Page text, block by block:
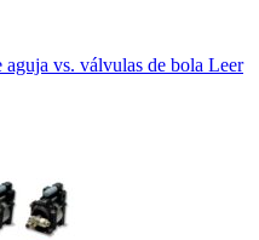
vs. válvulas de bola Leer